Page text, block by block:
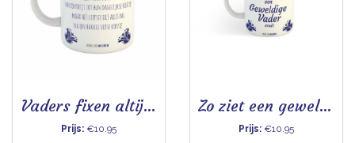
Vaders fixen altijd alles voor de kids - Mok
Prijs: €10.95
Zo ziet een geweldige vader eruit - Mok
Prijs: €10.95